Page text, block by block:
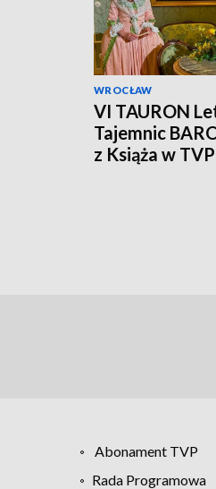
WROCŁAW
VI TAURON
Tajemnic
z Książa w
Abonament TVP
Rada Programowa